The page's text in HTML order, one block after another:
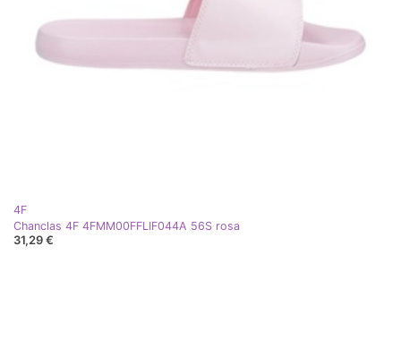
4F
Chanclas 4F 4FMM00FFLIF044A 56S rosa
31,29 €